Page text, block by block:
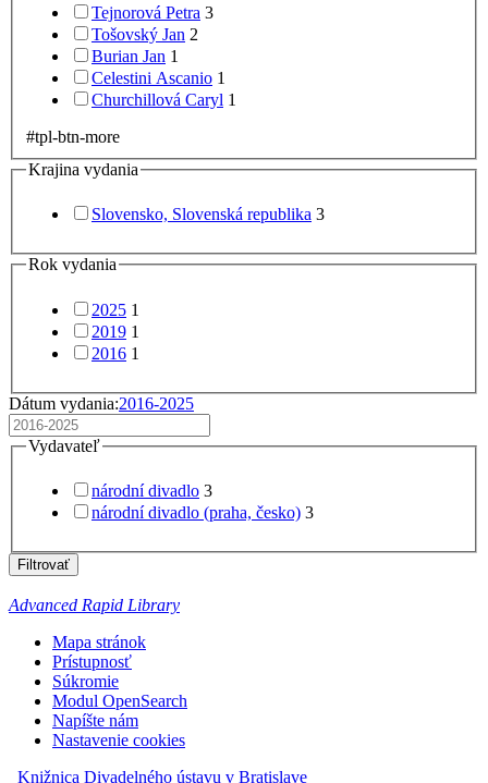
Tejnorová Petra 3
Tošovský Jan 2
Burian Jan 1
Celestini Ascanio 1
Churchillová Caryl 1
#tpl-btn-more
Krajina vydania
Slovensko, Slovenská republika 3
Rok vydania
2025 1
2019 1
2016 1
Dátum vydania:2016-2025
Vydavateľ
národní divadlo 3
národní divadlo (praha, česko) 3
Filtrovať
Advanced Rapid Library
Mapa stránok
Prístupnosť
Súkromie
Modul OpenSearch
Napíšte nám
Nastavenie cookies
Knižnica Divadelného ústavu v Bratislave